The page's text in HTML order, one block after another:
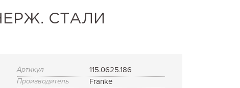
СТАЛИ
Артикул 115.0625.186
Производитель Franke